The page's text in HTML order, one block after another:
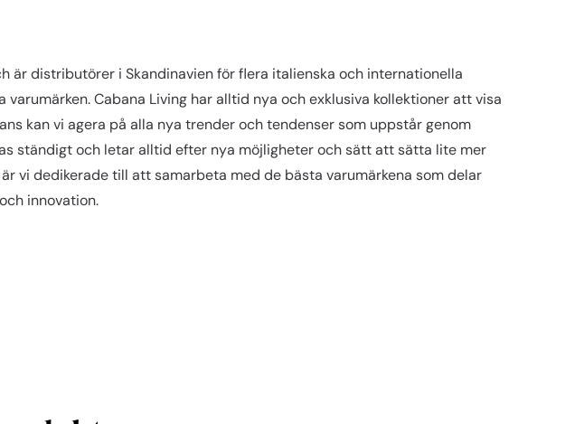
är distributörer i Skandinavien för flera italienska och internationella
varumärken. Cabana Living har alltid nya och exklusiva kollektioner att visa
kan vi agera på alla nya trender och tendenser som uppstår genom
ständigt och letar alltid efter nya möjligheter och sätt att sätta lite mer
vi dedikerade till att samarbeta med de bästa varumärkena som delar
innovation.